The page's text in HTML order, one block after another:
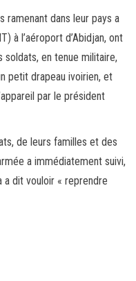
ramenant dans leur pays a
à l’aéroport d’Abidjan, ont
soldats, en tenue militaire,
petit drapeau ivoirien, et
par le président
de leurs familles et des
a immédiatement suivi,
a dit vouloir « reprendre